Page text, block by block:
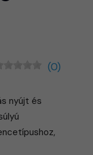
(0)
nyújt és